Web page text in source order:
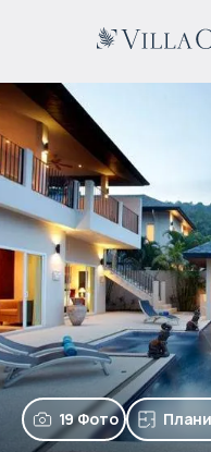
19 Фото